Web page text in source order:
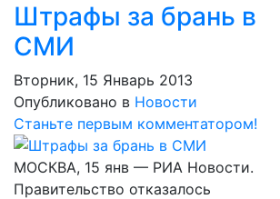
Штрафы за брань в
СМИ
Вторник, 15 Январь 2013
Опубликовано в Новости
Станьте первым комментатором!
МОСКВА, 15 янв — РИА Новости.
Правительство отказалось